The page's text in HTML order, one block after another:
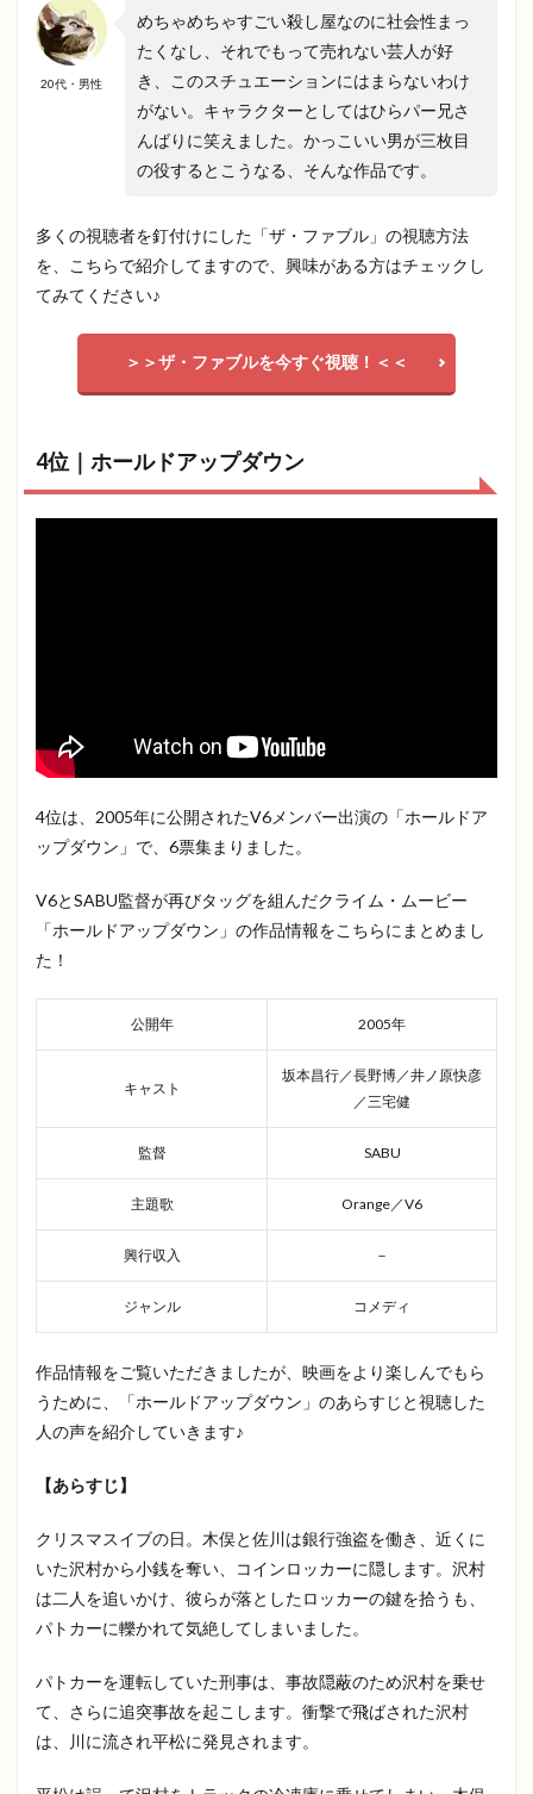
20代・男性
めちゃめちゃすごい殺し屋なのに社会性まっ
たくなし、それでもって売れない芸人が好
き、このスチュエーションにはまらないわけ
がない。キャラクターとしてはひらパー兄さ
んばりに笑えました。かっこいい男が三枚目
の役するとこうなる、そんな作品です。
多くの視聴者を釘付けにした「ザ・ファブル」の視聴方法
を、こちらで紹介してますので、興味がある方はチェックし
てみてください♪
＞＞ザ・ファブルを今すぐ視聴！＜＜
4位｜ホールドアップダウン
4位は、2005年に公開されたV6メンバー出演の「ホールドア
ップダウン」で、6票集まりました。
V6とSABU監督が再びタッグを組んだクライム・ムービー
「ホールドアップダウン」の作品情報をこちらにまとめまし
た！
公開年 2005年
キャスト
坂本昌行／長野博／井ノ原快彦
／三宅健
監督 SABU
主題歌 Orange／V6
興行収入 －
ジャンル コメディ
作品情報をご覧いただきましたが、映画をより楽しんでもら
うために、「ホールドアップダウン」のあらすじと視聴した
人の声を紹介していきます♪
【あらすじ】
クリスマスイブの日。木俣と佐川は銀行強盗を働き、近くに
いた沢村から小銭を奪い、コインロッカーに隠します。沢村
は二人を追いかけ、彼らが落としたロッカーの鍵を拾うも、
パトカーに轢かれて気絶してしまいました。
パトカーを運転していた刑事は、事故隠蔽のため沢村を乗せ
て、さらに追突事故を起こします。衝撃で飛ばされた沢村
は、川に流され平松に発見されます。